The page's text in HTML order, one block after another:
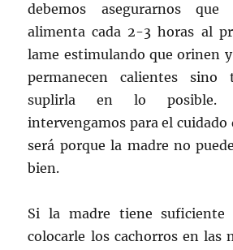
debemos asegurarnos
alimenta cada 2-3 horas al
lame estimulando que orinen
permanecen calientes sino
suplirla en lo posible.
intervengamos para el cuidado
será porque la madre no
bien.
Si la madre tiene suficiente
colocarle los cachorros en las